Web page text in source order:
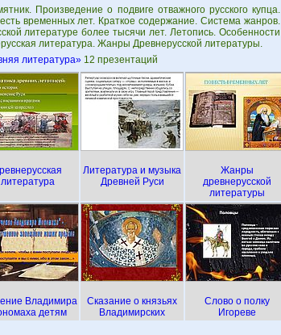
Произведение о подвиге отважного русского купца.
временных лет. Краткое содержание. Система жанров.
литературе более тысячи лет. Летопись. Особенности
литература. Жанры Древнерусской литературы.
литература» 12 презентаций
литература
Литература и музыка
Древней Руси
Жанры
древнерусской
литературы
Владимира
детям
Сказание о князьях
Владимирских
Слово о полку
Игореве